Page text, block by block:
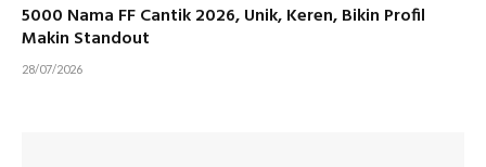
5000 Nama FF Cantik 2026, Unik, Keren, Bikin Profil
Makin Standout
28/07/2026